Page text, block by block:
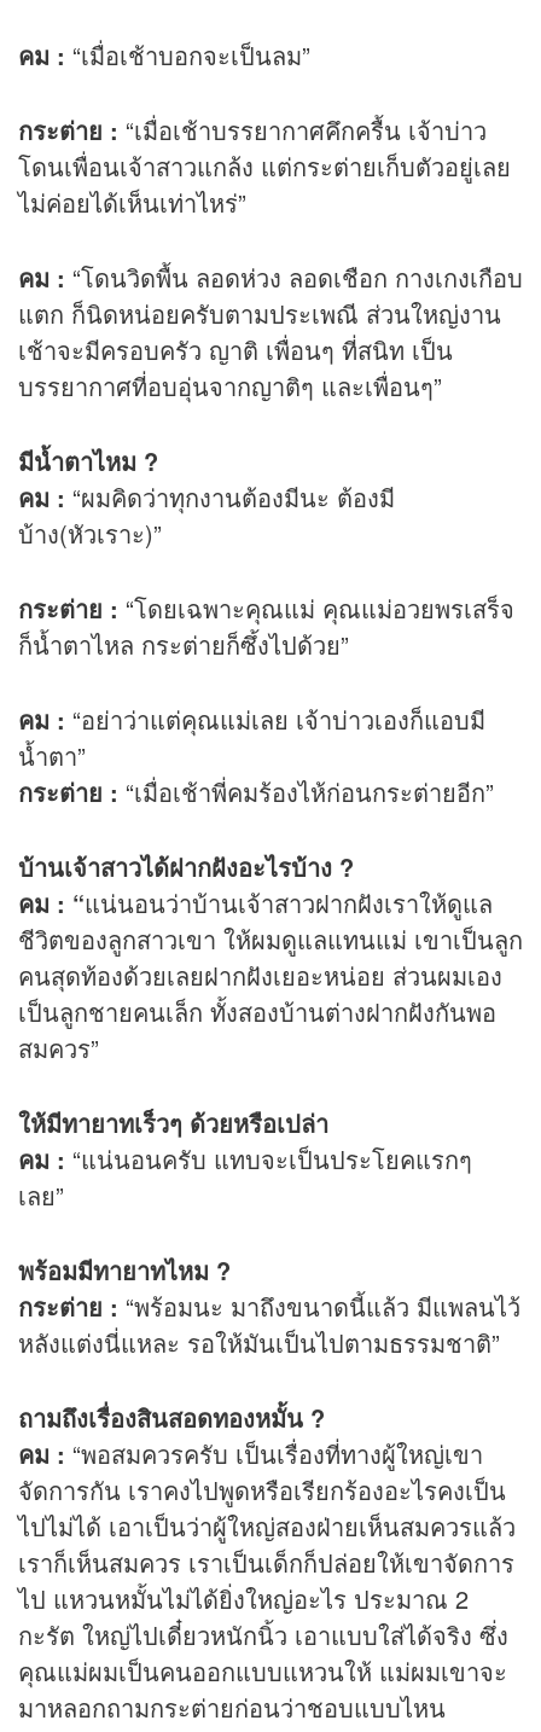
คม : “เมื่อเช้าบอกจะเป็นลม”
กระต่าย : “เมื่อเช้าบรรยากาศคึกครื้น เจ้าบ่าว
โดนเพื่อนเจ้าสาวแกล้ง แต่กระต่ายเก็บตัวอยู่เลย
ไม่ค่อยได้เห็นเท่าไหร่”
คม : “โดนวิดพื้น ลอดห่วง ลอดเชือก กางเกงเกือบ
แตก ก็นิดหน่อยครับตามประเพณี ส่วนใหญ่งาน
เช้าจะมีครอบครัว ญาติ เพื่อนๆ ที่สนิท เป็น
บรรยากาศที่อบอุ่นจากญาติๆ และเพื่อนๆ”
มีน้ำตาไหม ?
คม : “ผมคิดว่าทุกงานต้องมีนะ ต้องมี
บ้าง(หัวเราะ)”
กระต่าย : “โดยเฉพาะคุณแม่ คุณแม่อวยพรเสร็จ
ก็น้ำตาไหล กระต่ายก็ซึ้งไปด้วย”
คม : “อย่าว่าแต่คุณแม่เลย เจ้าบ่าวเองก็แอบมี
น้ำตา”
กระต่าย : “เมื่อเช้าพี่คมร้องไห้ก่อนกระต่ายอีก”
บ้านเจ้าสาวได้ฝากฝังอะไรบ้าง ?
คม : “แน่นอนว่าบ้านเจ้าสาวฝากฝังเราให้ดูแล
ชีวิตของลูกสาวเขา ให้ผมดูแลแทนแม่ เขาเป็นลูก
คนสุดท้องด้วยเลยฝากฝังเยอะหน่อย ส่วนผมเอง
เป็นลูกชายคนเล็ก ทั้งสองบ้านต่างฝากฝังกันพอ
สมควร”
ให้มีทายาทเร็วๆ ด้วยหรือเปล่า
คม : “แน่นอนครับ แทบจะเป็นประโยคแรกๆ
เลย”
พร้อมมีทายาทไหม ?
กระต่าย : “พร้อมนะ มาถึงขนาดนี้แล้ว มีแพลนไว้
หลังแต่งนี่แหละ รอให้มันเป็นไปตามธรรมชาติ”
ถามถึงเรื่องสินสอดทองหมั้น ?
คม : “พอสมควรครับ เป็นเรื่องที่ทางผู้ใหญ่เขา
จัดการกัน เราคงไปพูดหรือเรียกร้องอะไรคงเป็น
ไปไม่ได้ เอาเป็นว่าผู้ใหญ่สองฝ่ายเห็นสมควรแล้ว
เราก็เห็นสมควร เราเป็นเด็กก็ปล่อยให้เขาจัดการ
ไป แหวนหมั้นไม่ได้ยิ่งใหญ่อะไร ประมาณ 2
กะรัต ใหญ่ไปเดี๋ยวหนักนิ้ว เอาแบบใส่ได้จริง ซึ่ง
คุณแม่ผมเป็นคนออกแบบแหวนให้ แม่ผมเขาจะ
มาหลอกถามกระต่ายก่อนว่าชอบแบบไหน